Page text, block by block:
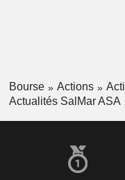
Bourse Actions
Actualités SalMar ASA